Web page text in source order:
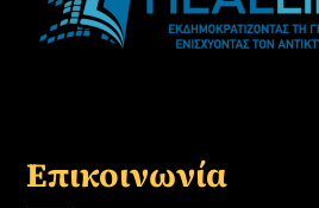
Επικοινωνία